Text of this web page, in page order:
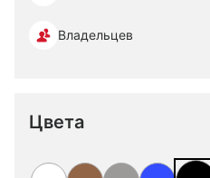
Владельцев
Цвета